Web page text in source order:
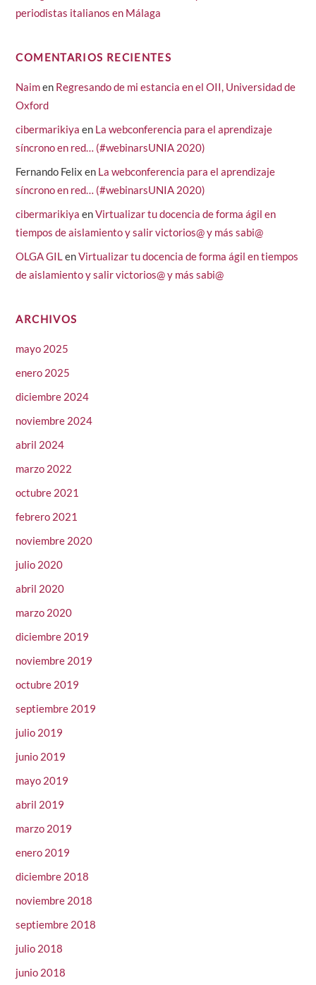
periodistas italianos en Málaga
COMENTARIOS RECIENTES
Naimen Regresando de mi estancia en el OII, Universidad de
Oxford
cibermarikiya en La webconferencia para el aprendizaje
síncrono en red… (#webinarsUNIA 2020)
Fernando Felix en La webconferencia para el aprendizaje
síncrono en red… (#webinarsUNIA 2020)
cibermarikiya enVirtualizar tu docencia de forma ágil en
tiempos de aislamiento y salir victorios@ y más sabi@
OLGA GILenVirtualizar tu docencia de forma ágil en tiempos
de aislamiento y salir victorios@ y más sabi@
ARCHIVOS
mayo 2025
enero 2025
diciembre 2024
noviembre 2024
abril 2024
marzo 2022
octubre 2021
febrero 2021
noviembre 2020
julio 2020
abril 2020
marzo 2020
diciembre 2019
noviembre 2019
octubre 2019
septiembre 2019
julio 2019
junio 2019
mayo 2019
abril 2019
marzo 2019
enero 2019
diciembre 2018
noviembre 2018
septiembre 2018
julio 2018
junio 2018